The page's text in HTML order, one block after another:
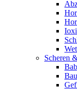
Scheren